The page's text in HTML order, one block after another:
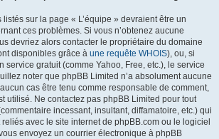
sur la page « L’équipe » devraient être un
ces problèmes. Si vous n’obtenez aucune
devriez alors contacter le propriétaire du domaine
disponibles grâce à une requête WHOIS), ou, si
service gratuit (comme Yahoo, Free, etc.), le service
noter que phpBB Limited n’a absolument aucune
cas être tenu comme responsable de comment,
utilisé. Ne contactez pas phpBB Limited pour tout
incessant, insultant, diffamatoire, etc.) qui
avec le site internet de phpBB.com ou le logiciel
envoyez un courrier électronique à phpBB